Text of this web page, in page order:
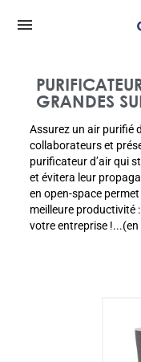
GRANDES
Assurez un air purifié
collaborateurs et
purificateur d’air qui
et évitera leur
en open-space
meilleure productivité
votre entreprise